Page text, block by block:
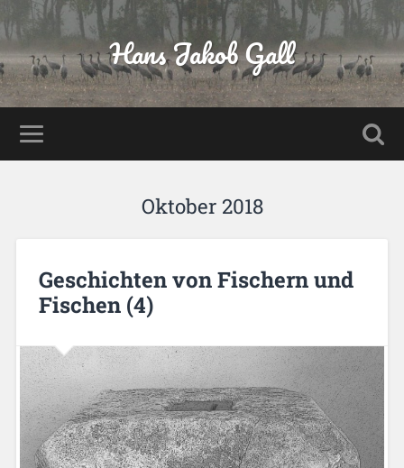
Hans Jakob Gall
Oktober 2018
Geschichten von Fischern und
Fischen (4)